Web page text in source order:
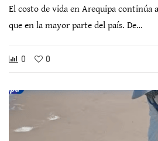
El costo de vida en Arequipa continúa
que en la mayor parte del país. De…
0 0